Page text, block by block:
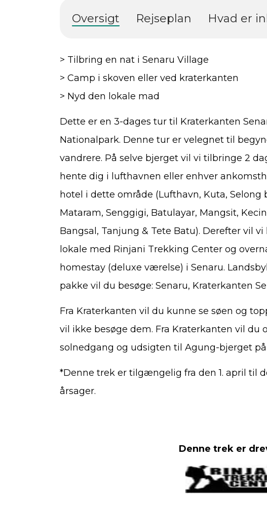
Oversigt Rejseplan Hvad er
> Tilbring en nat i Senaru Village
> Camp i skoven eller ved kraterkanten
> Nyd den lokale mad
Dette er en 3-dages tur til Kraterkanten
Nationalpark. Denne tur er velegnet til
vandrere. På selve bjerget vil vi tilbringe 2
hente dig i lufthavnen eller enhver
hotel i dette område (Lufthavn, Kuta, Selong
Mataram, Senggigi, Batulayar, Mangsit,
Bangsal, Tanjung & Tete Batu). Derefter vil
lokale med Rinjani Trekking Center og
homestay (deluxe værelse) i Senaru.
pakke vil du besøge: Senaru, Kraterkanten
Fra Kraterkanten vil du kunne se søen og
vil ikke besøge dem. Fra Kraterkanten vil du
solnedgang og udsigten til Agung-bjerget
*Denne trek er tilgængelig fra den 1. april til
årsager.
Denne trek er